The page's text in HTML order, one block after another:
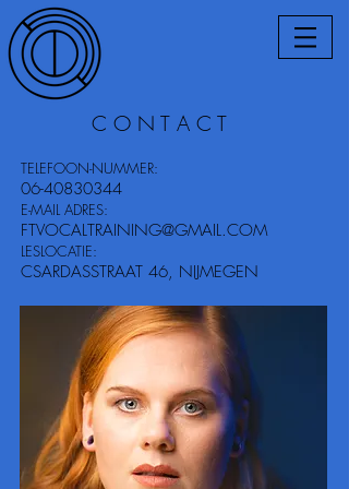
C O N T A C T
TELEFOON-NUMMER:
06-40830344
E-MAIL ADRES:
FTVOCALTRAINING@GMAIL.COM
LESLOCATIE:
CSARDASSTRAAT 46, NIJMEGEN